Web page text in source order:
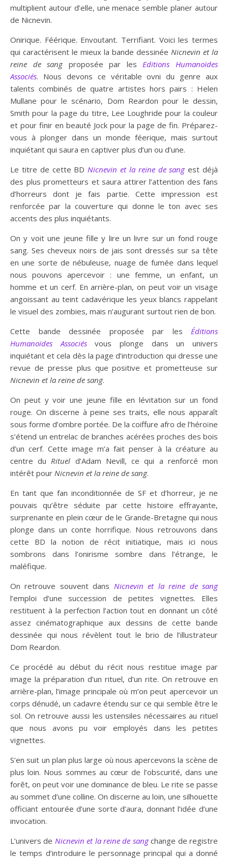
multiplient autour d’elle, une menace semble planer autour
de Nicnevin.
Onirique. Féérique. Envoutant. Terrifiant. Voici les termes
qui caractérisent le mieux la bande dessinée Nicnevin et la
reine de sangproposée par lesEditions Humanoïdes
Associés. Nous devons ce véritable ovni du genre aux
talents combinés de quatre artistes hors pairs : Helen
Mullane pour le scénario, Dom Reardon pour le dessin,
Smith pour la page du titre, Lee Loughride pour la couleur
et pour finir en beauté Jock pour la page de fin. Préparez-
vous à plonger dans un monde féerique, mais surtout
inquiétant qui saura en captiver plus d’un ou d’une.
Le titre de cette BDNicnevin et la reine de sang est déjà
des plus prometteurs et saura attirer l’attention des fans
d’horreurs dont je fais partie. Cette impression est
renforcée par la couverture qui donne le ton avec ses
accents des plus inquiétants.
On y voit une jeune fille y lire un livre sur un fond rouge
sang. Ses cheveux noirs de jais sont dressés sur sa tête
en une sorte de nébuleuse, nuage de fumée dans lequel
nous pouvons apercevoir : une femme, un enfant, un
homme et un cerf. En arrière-plan, on peut voir un visage
angoissant au teint cadavérique les yeux blancs rappelant
le visuel des zombies, mais n’augurant surtout rien de bon.
Cette bande dessinée proposée par les Éditions
Humanoïdes Associés
vous plonge dans un univers
inquiétant et cela dès la page d’introduction qui dresse une
revue de presse plus que positive et prometteuse sur
Nicnevin et la reine de sang.
On peut y voir une jeune fille en lévitation sur un fond
rouge. On discerne à peine ses traits, elle nous apparaît
sous forme d’ombre portée. De la coiffure afro de l’héroïne
s’étend un entrelac de branches acérées proches des bois
d’un cerf. Cette image m’a fait penser à la créature au
centre duRituel d’Adam Nevill, ce qui a renforcé mon
intérêt pour Nicnevin et la reine de sang.
En tant que fan inconditionnée de SF et d’horreur, je ne
pouvais qu’être séduite par cette histoire effrayante,
surprenante en plein cœur de le Grande-Bretagne qui nous
plonge dans un conte horrifique. Nous retrouvons dans
cette BD la notion de récit initiatique, mais ici nous
sombrons dans l’onirisme sombre dans l’étrange, le
maléfique.
On retrouve souvent dans Nicnevin et la reine de sang
l’emploi d’une succession de petites vignettes. Elles
restituent à la perfection l’action tout en donnant un côté
assez cinématographique aux dessins de cette bande
dessinée qui nous révèlent tout le brio de l’illustrateur
Dom Reardon.
Ce procédé au début du récit nous restitue image par
image la préparation d’un rituel, d’un rite. On retrouve en
arrière-plan, l’image principale où m’on peut apercevoir un
corps dénudé, un cadavre étendu sur ce qui semble être le
sol. On retrouve aussi les ustensiles nécessaires au rituel
que nous avons pu voir employés dans les petites
vignettes.
S’en suit un plan plus large où nous apercevons la scène de
plus loin. Nous sommes au cœur de l’obscurité, dans une
forêt, on peut voir une dominance de bleu. Le rite se passe
au sommet d’une colline. On discerne au loin, une silhouette
officiant entourée d’une sorte d’aura, donnant l’idée d’une
invocation.
L’univers de Nicnevin et la reine de sangchange de registre
le temps d’introduire le personnage principal qui a donné